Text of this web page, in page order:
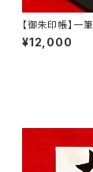
【御朱印帳】一
ル 黒紙
¥12,000